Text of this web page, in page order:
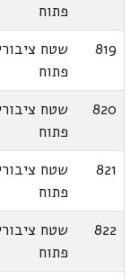
פתוח
819
שטח
פתוח
820
שטח
פתוח
821
שטח
פתוח
822
שטח
פתוח